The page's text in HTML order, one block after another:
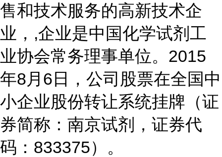
售和技术服务的高新技术企
业，,企业是中国化学试剂工
业协会常务理事单位。2015
年8月6日，公司股票在全国中
小企业股份转让系统挂牌（证
券简称：南京试剂，证券代
码：833375）。